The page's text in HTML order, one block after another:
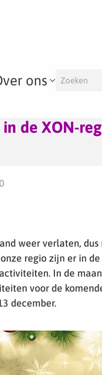
ons
de XON-
weer verlaten,
regio zijn er in
In de
voor de
december.